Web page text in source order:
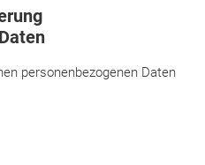
personenbezogenen Daten